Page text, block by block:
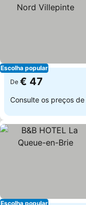
Escolha popular
De € 47
Consulte os preços de
Escolha popular